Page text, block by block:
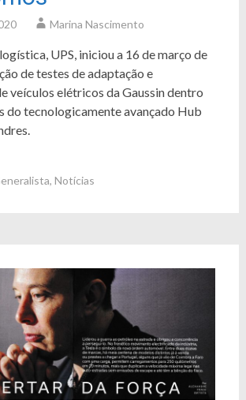
Marina Nascimento
UPS, iniciou a 16 de março de
de testes de adaptação e
veículos elétricos da Gaussin dentro
do tecnologicamente avançado Hub
, Notícias